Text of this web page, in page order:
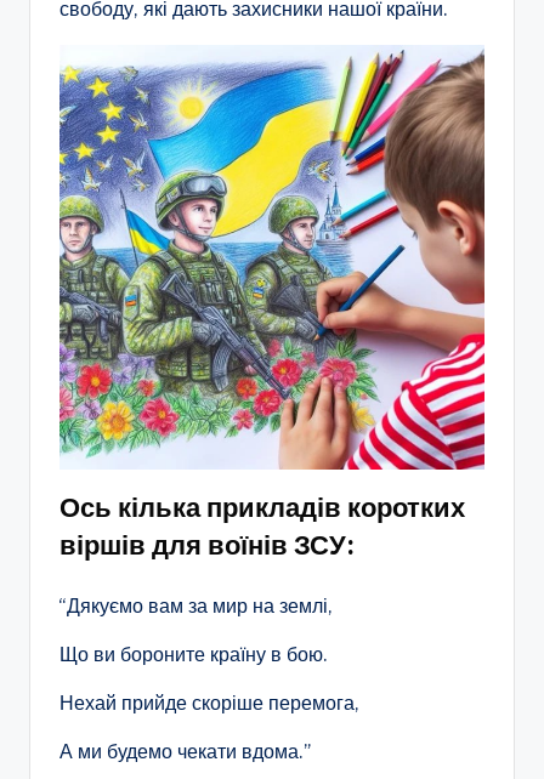
свободу, які дають захисники нашої країни.
Ось кілька прикладів коротких
віршів для воїнів ЗСУ:
“Дякуємо вам за мир на землі,
Що ви бороните країну в бою.
Нехай прийде скоріше перемога,
А ми будемо чекати вдома.”